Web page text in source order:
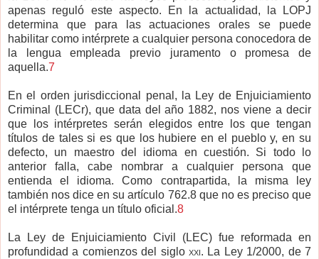
apenas reguló este aspecto. En la actualidad, la LOPJ
determina que para las actuaciones orales se puede
habilitar como intérprete a cualquier persona conocedora de
la lengua empleada previo juramento o promesa de
aquella.7
En el orden jurisdiccional penal, la Ley de Enjuiciamiento
Criminal (LECr), que data del año 1882, nos viene a decir
que los intérpretes serán elegidos entre los que tengan
títulos de tales si es que los hubiere en el pueblo y, en su
defecto, un maestro del idioma en cuestión. Si todo lo
anterior falla, cabe nombrar a cualquier persona que
entienda el idioma. Como contrapartida, la misma ley
también nos dice en su artículo 762.8 que no es preciso que
el intérprete tenga un título oficial.8
La Ley de Enjuiciamiento Civil (LEC) fue reformada en
profundidad a comienzos del siglo xxi. La Ley 1/2000, de 7